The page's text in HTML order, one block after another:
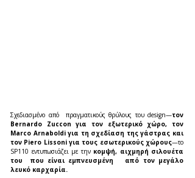
Σχεδιασμένο από  πραγματικούς θρύλους του design—τον
Bernardo Zuccon για τον εξωτερικό χώρο, τον
Marco Arnaboldi για τη σχεδίαση της γάστρας και
τον Piero Lissoni για τους εσωτερικούς χώρους—το
SP110 εντυπωσιάζει με την κομψή, αιχμηρή σιλουέτα
του  που είναι εμπνευσμένη   από τον μεγάλο
λευκό καρχαρία.